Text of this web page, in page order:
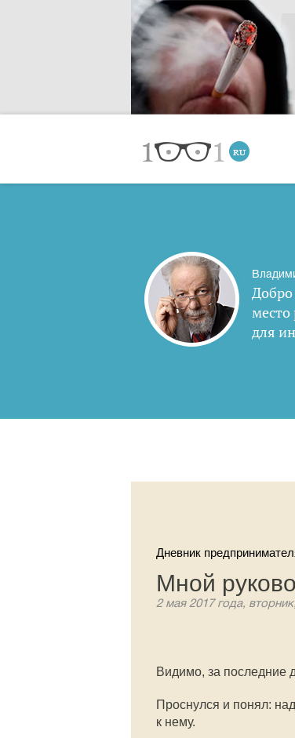
Добро
место
для
Дневник
Мной
2 мая 2017 года,
Видимо, за последние
Проснулся и понял:
к нему.